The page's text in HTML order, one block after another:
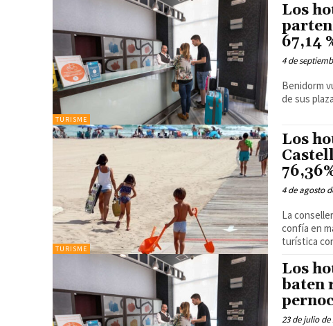
TURISME
Los
67,14
4 de
Benidorm
de sus
TURISME
Los
4 de agosto
La
confía en
turística
Los
baten
23 de julio de